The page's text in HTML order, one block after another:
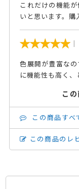
これだけの機能
いと思います。購
色展開が豊富な
に機能性も高く、
こ
この商品すべ
この商品のレ